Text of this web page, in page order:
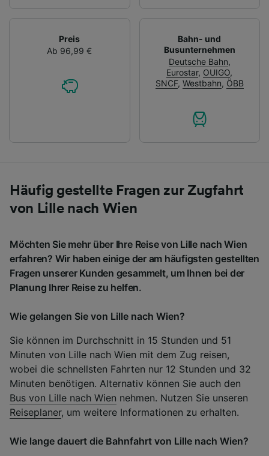
Preis
Ab 96,99 €
Bahn- und
Busunternehmen
Deutsche Bahn,
Eurostar, OUIGO,
SNCF, Westbahn, ÖBB
Häufig gestellte Fragen zur Zugfahrt
von Lille nach Wien
Möchten Sie mehr über Ihre Reise von Lille nach Wien
erfahren? Wir haben einige der am häufigsten gestellten
Fragen unserer Kunden gesammelt, um Ihnen bei der
Planung Ihrer Reise zu helfen.
Wie gelangen Sie von Lille nach Wien?
Sie können im Durchschnitt in 15 Stunden und 51
Minuten von Lille nach Wien mit dem Zug reisen,
wobei die schnellsten Fahrten nur 12 Stunden und 32
Minuten benötigen. Alternativ können Sie auch den
Bus von Lille nach Wien nehmen. Nutzen Sie unseren
Reiseplaner, um weitere Informationen zu erhalten.
Wie lange dauert die Bahnfahrt von Lille nach Wien?